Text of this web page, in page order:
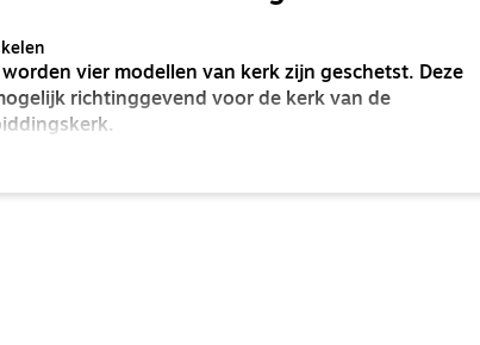
vier modellen van kerk zijn geschetst. Deze
richtinggevend voor de kerk van de